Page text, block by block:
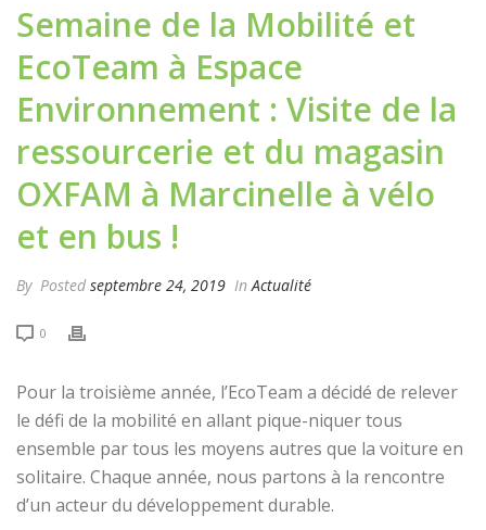
Semaine de la Mobilité et
EcoTeam à Espace
Environnement : Visite de la
ressourcerie et du magasin
OXFAM à Marcinelle à vélo
et en bus !
By Posted septembre 24, 2019 In Actualité
0
Pour la troisième année, l’EcoTeam a décidé de relever
le défi de la mobilité en allant pique-niquer tous
ensemble par tous les moyens autres que la voiture en
solitaire. Chaque année, nous partons à la rencontre
d’un acteur du développement durable.